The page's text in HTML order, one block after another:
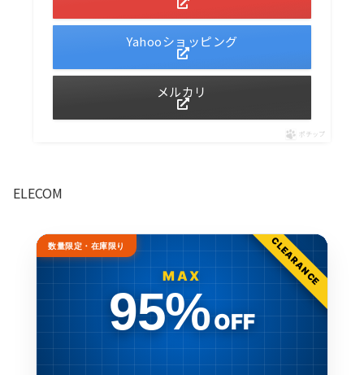
Yahooショッピング
メルカリ
ポチップ
ELECOM
数量限定・在庫限り CLEARANCE
MAX
95%OFF